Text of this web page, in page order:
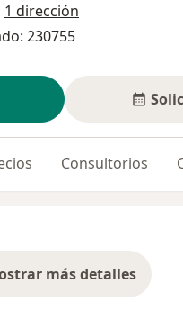
1 dirección
230755
Consultorios
más detalles
sobre la